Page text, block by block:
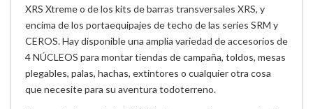
XRS Xtreme o de los kits de barras transversales XRS, y
encima de los portaequipajes de techo de las series SRM y
CEROS. Hay disponible una amplia variedad de accesorios de
4 NÚCLEOS para montar tiendas de campaña, toldos, mesas
plegables, palas, hachas, extintores o cualquier otra cosa
que necesite para su aventura todoterreno.